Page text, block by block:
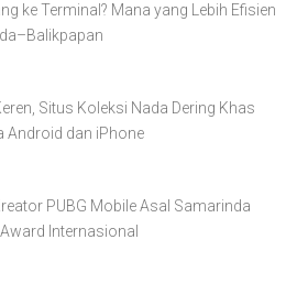
ke Terminal? Mana yang Lebih Efisien
Situs Koleksi Nada Dering Khas
Android dan iPhone
PUBG Mobile Asal Samarinda
Internasional